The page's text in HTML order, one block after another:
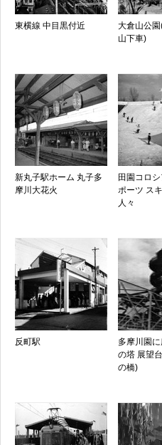
東横線 中目黒付近
大倉山公
山下車)
新丸子駅ホーム 丸子多
摩川大花火
田園コロ
ポーツ ス
人々
反町駅
多摩川園
の塔 展望
の橋)